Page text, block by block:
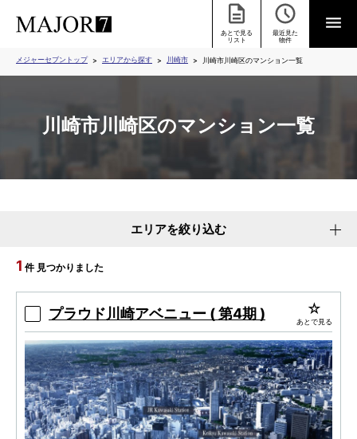
あとで見る
リスト
最近見た
物件
メジャーセブントップ エリアから探す 川崎市 川崎市川崎区のマンション一覧
川崎市川崎区のマンション一覧
エリアを絞り込む
1 件 見つかりました
プラウド川崎アベニュー ( 第4期 ) あとで見る